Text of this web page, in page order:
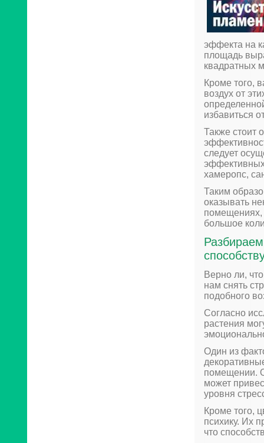
эффекта на
площадь
квадратных
Кроме того,
воздух от
избавиться
Также стоит
следует
хамеропс,
Таким
оказывать
помещениях,
большое
Верно ли,
нам снять
подобного
Согласно
растения
Один из
помещении.
может
уровня
Кроме того,
психику. Их
что